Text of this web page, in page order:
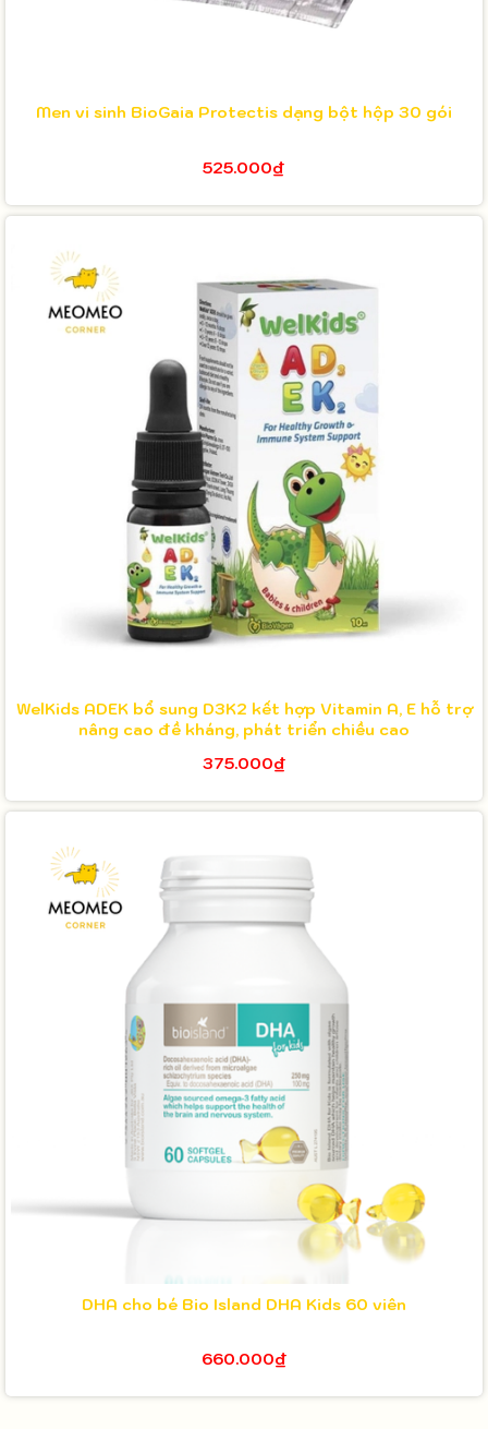
Men vi sinh BioGaia Protectis dạng bột hộp 30 gói
525.000₫
WelKids ADEK bổ sung D3K2 kết hợp Vitamin A, E hỗ trợ
nâng cao đề kháng, phát triển chiều cao
375.000₫
DHA cho bé Bio Island DHA Kids 60 viên
660.000₫